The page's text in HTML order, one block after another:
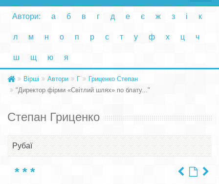
Автори: а б в г д е є ж з і к
л м н о п р с т у ф х ц ч
ш щ ю я
Вірші Автори Г
Гриценко Степан
"Директор фірми «Світлий шлях» по блату..."
Степан Гриценко
Рубаї
* * *